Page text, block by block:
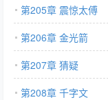
第205章 震惊太傅
第206章 金光箭
第207章 猜疑
第208章 千字文